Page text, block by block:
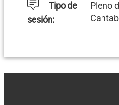
Tipo de
sesión:
Pleno